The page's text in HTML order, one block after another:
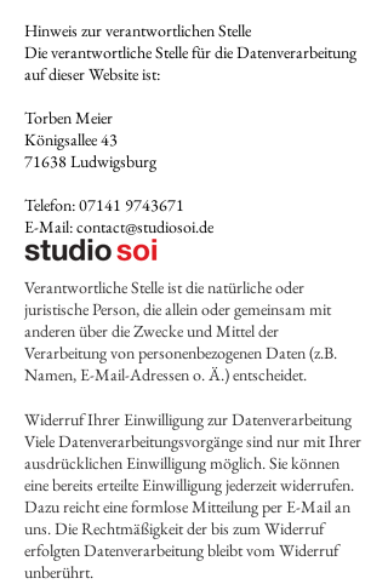
Hinweis zur verantwortlichen Stelle
Die verantwortliche Stelle für die Datenverarbeitung
auf dieser Website ist:
Torben Meier
Königsallee 43
71638 Ludwigsburg
Telefon: 07141 9743671
E-Mail: contact@studiosoi.de
Verantwortliche Stelle ist die natürliche oder
juristische Person, die allein oder gemeinsam mit
anderen über die Zwecke und Mittel der
Verarbeitung von personenbezogenen Daten (z.B.
Namen, E-Mail-Adressen o. Ä.) entscheidet.
Widerruf Ihrer Einwilligung zur Datenverarbeitung
Viele Datenverarbeitungsvorgänge sind nur mit Ihrer
ausdrücklichen Einwilligung möglich. Sie können
eine bereits erteilte Einwilligung jederzeit widerrufen.
Dazu reicht eine formlose Mitteilung per E-Mail an
uns. Die Rechtmäßigkeit der bis zum Widerruf
erfolgten Datenverarbeitung bleibt vom Widerruf
unberührt.